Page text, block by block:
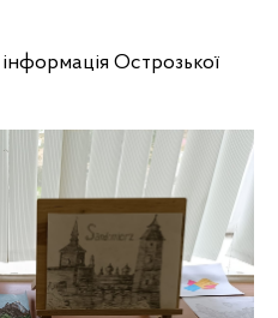
Острозької